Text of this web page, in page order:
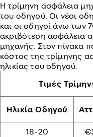
Η τρίμηνη ασφάλεια
του οδηγού. Οι νέοι
και οι οδηγοί άνω
ακριβότερη ασφάλεια
μηχανής. Στον πίνακα
κόστος της τρίμηνης
ηλικίας του οδηγού.
Τιμές
Ηλικία Οδηγού
18-20